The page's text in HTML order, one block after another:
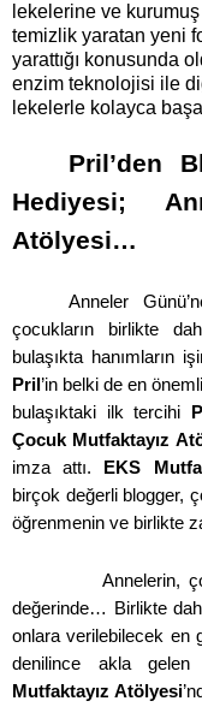
lekelerine ve
temizlik yaratan yeni
yarattığı konusunda
enzim teknolojisi ile
lekelerle kolayca başa
Pril’den
Hediyesi;
Atölyesi…
Anneler
çocukların birlikte
bulaşıkta hanımların
Pril ’in belki de en
bulaşıktaki ilk tercihi
Çocuk Mutfaktayız
imza attı.
EKS
birçok değerli blogger,
öğrenmenin ve birlikte
Annelerin,
değerinde… Birlikte
onlara verilebilecek en
denilince akla
Mutfaktayız Atölyesi